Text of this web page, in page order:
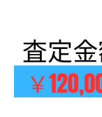
お知らせ